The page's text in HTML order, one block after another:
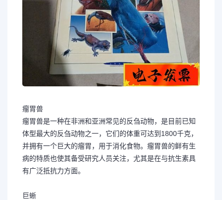
瘤胃兽
瘤胃兽是一种在非洲和亚洲常见的反刍动物，是目前已知
体型最大的反刍动物之一，它们的体重可达到1800千克，
并拥有一个巨大的瘤胃，用于消化食物。瘤胃兽的鲜有生
病的特质也使其备受研究人员关注，尤其是在与抗生素具
有广泛抵抗力方面。
巨蜥